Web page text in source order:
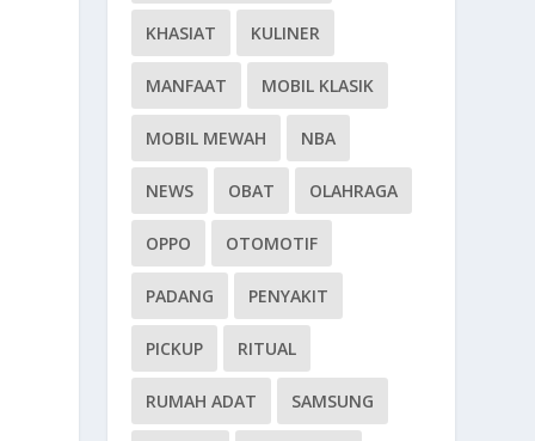
KHASIAT KULINER
MANFAAT MOBIL KLASIK
MOBIL MEWAH NBA
NEWS OBAT OLAHRAGA
OPPO OTOMOTIF
PADANG PENYAKIT
PICKUP RITUAL
RUMAH ADAT SAMSUNG